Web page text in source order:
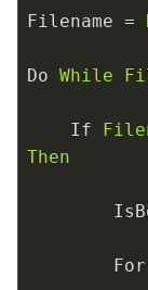
Filename =
Do While
If
Then
For